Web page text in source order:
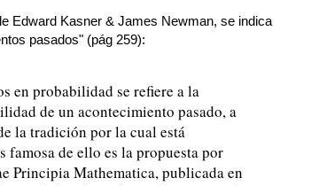
Edward Kasner & James Newman, se indica
pasados" (pág 259):
en probabilidad se refiere a la
de un acontecimiento pasado, a
la tradición por la cual está
de ello es la propuesta por
Principia Mathematica, publicada en